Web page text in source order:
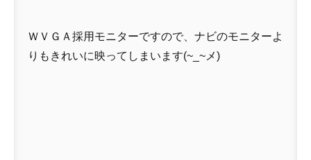
ＷＶＧＡ採用モニターですので、ナビのモニターよ
りもきれいに映ってしまいます(~_~メ)